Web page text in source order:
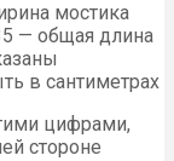
мостика
— общая длина
в сантиметрах
цифрами,
стороне